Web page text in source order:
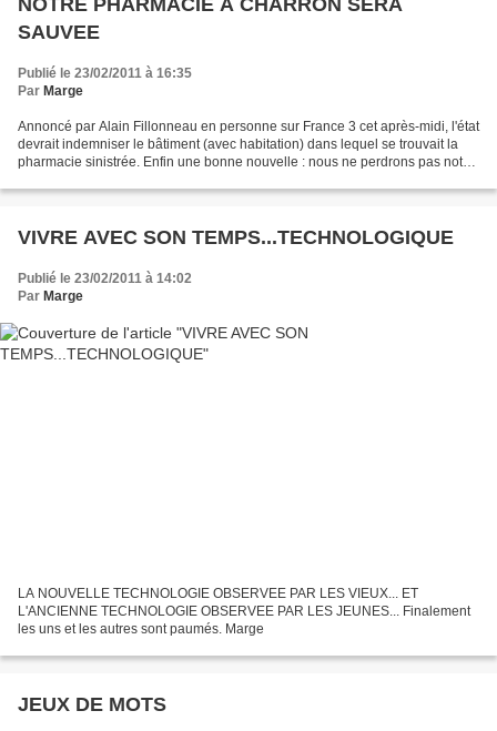
NOTRE PHARMACIE A CHARRON SERA
SAUVEE
Publié le 23/02/2011 à 16:35
Par Marge
Annoncé par Alain Fillonneau en personne sur France 3 cet après-midi, l'état
devrait indemniser le bâtiment (avec habitation) dans lequel se trouvait la
pharmacie sinistrée. Enfin une bonne nouvelle : nous ne perdrons pas notre
VIVRE AVEC SON TEMPS...TECHNOLOGIQUE
Publié le 23/02/2011 à 14:02
Par Marge
LA NOUVELLE TECHNOLOGIE OBSERVEE PAR LES VIEUX... ET
L'ANCIENNE TECHNOLOGIE OBSERVEE PAR LES JEUNES... Finalement
les uns et les autres sont paumés. Marge
JEUX DE MOTS